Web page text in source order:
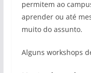
permitem ao
aprender ou até
muito do assunto.
Alguns workshops